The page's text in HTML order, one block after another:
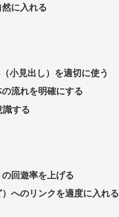
に入れる
小見出し）を適切に使う
流れを明確にする
する
回遊率を上げる
へのリンクを適度に入れる